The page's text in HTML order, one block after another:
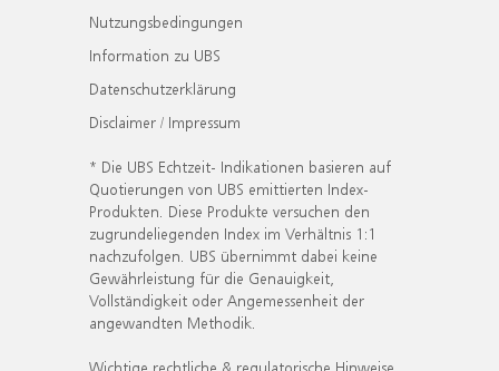
Nutzungsbedingungen
Information zu UBS
Datenschutzerklärung
Disclaimer / Impressum
* Die UBS Echtzeit- Indikationen basieren auf
Quotierungen von UBS emittierten Index-
Produkten. Diese Produkte versuchen den
zugrundeliegenden Index im Verhältnis 1:1
nachzufolgen. UBS übernimmt dabei keine
Gewährleistung für die Genauigkeit,
Vollständigkeit oder Angemessenheit der
angewandten Methodik.